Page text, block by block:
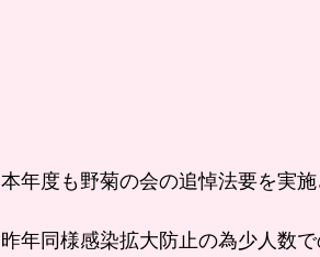
本年度も野菊の会の追悼法要を実施
昨年同様感染拡大防止の為少人数